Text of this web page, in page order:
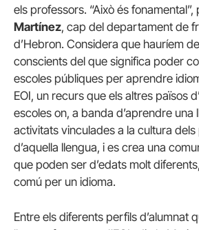
els professors. “Això és fonamental”,
Martínez, cap del departament de
d’Hebron. Considera que hauríem
conscients del que significa poder
escoles públiques per aprendre
EOI, un recurs que els altres països
escoles on, a banda d’aprendre una
activitats vinculades a la cultura dels
d’aquella llengua, i es crea una
que poden ser d’edats molt
comú per un idioma.
Entre els diferents perfils d’alumnat